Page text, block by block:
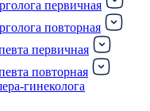
первичная
повторная
первичная
повторная
гинеколога